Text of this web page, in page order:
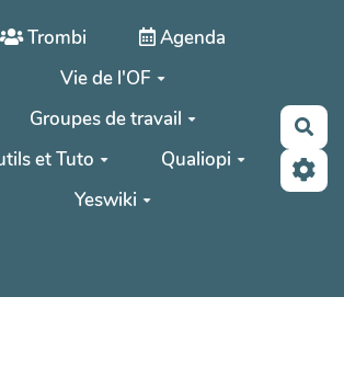
principal
Trombi
Agenda
Vie de l'OF
Groupes de travail
et Tuto
Qualiopi
Yeswiki